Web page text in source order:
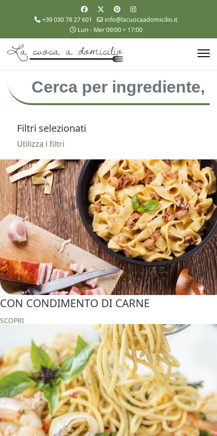
+39 030 78 27 601
info@lacuocaadomicilio.it
Lun - Mer 09:00 > 17:00
Filtri selezionati
Utilizza i filtri
CON CONDIMENTO DI CARNE
SCOPRI